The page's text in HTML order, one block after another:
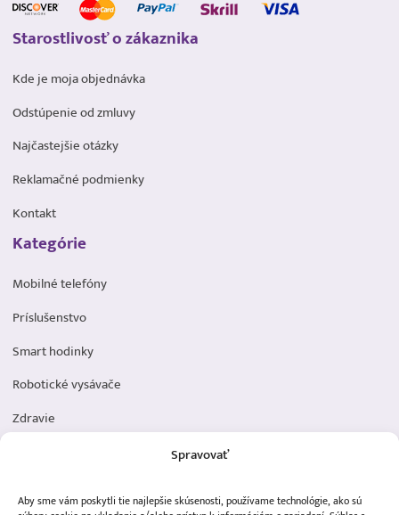
Spravovať
Aby sme vám poskytli tie najlepšie skúsenosti, používame technológie, ako sú
Starostlivosť o zákaznika
Kde je moja objednávka
Odstúpenie od zmluvy
Najčastejšie otázky
Reklamačné podmienky
Kontakt
Kategórie
Mobilné telefóny
Príslušenstvo
Smart hodinky
Robotické vysávače
Zdravie